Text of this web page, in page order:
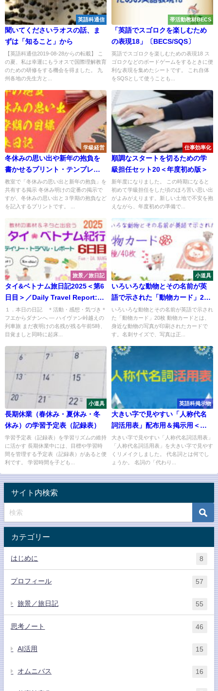
英語科通信
聞いてくださいラオスの話、ま
ずは「知ること」から
【英語科通信2019-08-28からの転載】 こ
の夏、私は幸運にもラオスで国際理解教育
のための研修をする機会を得ました。 九
州各地の先生方と...
帯活動教材BECS
「英語でスゴロクを楽しむため
の表現18」〔BECS/SQS〕
英語でスゴロクを楽しむための表現18 ス
ゴロクなどのボードゲームをするときに便
利な表現を集めたシートです。 これ自体
をSQSとして使うことも...
学級経営
冬休みの思い出や新年の抱負を
書かせるプリント・テンプレ
〔担任セット〕
教室で「冬休みの思い出と新年の抱負」を
共有する掲示 冬休み明けの定番の掲示で
すが、冬休みの思い出と３学期の抱負など
を記入するプリントです。 ...
仕事効率化
順調なスタートを切るための学
級担任セット20＜年度初め版＞
新年度になりました。 この時期になると
初めて学級担任をした頃のほろ苦い思い出
がよみがえります。新しい土地で不安を抱
えながら、年度初めの準備で...
旅景／旅日記
タイ&ベトナム旅日記2025＜第6
日目＞／Daily Travel Report:
Day06
１．本日の日記 ＊活動・感想・気づき＊
フエからダナンへ ― ハイヴァン峠越えの
列車旅 まだ夜明けの名残が残る午前5時、
目覚ましと同時に起床...
小道具
いろいろな動物とその名前が英
語で示された「動物カード」20
枚/40種
いろいろな動物とその名前が英語で示され
た「動物カード」20枚 動物カードとは、
身近な動物の写真が印刷されたカードで
す。名刺サイズで、写真は正...
小道具
長期休業（春休み・夏休み・冬
休み）の学習予定表（記録表）
学習予定表（記録表）を学習リズムの維持
に活かす 長期休業中には、目標や学習時
間を管理する予定表（記録表）があると便
利です。 学習時間を子ども...
英語科掲示物
大きい字で見やすい「人称代名
詞活用表」配布用＆掲示用＜保
存版＞
大きい字で見やすい「人称代名詞活用表」
「人称代名詞活用表」を大きい字で見やす
くリメイクしました。 代名詞とは何でし
ょうか。 名詞の「代わり...
サイト内検索
カテゴリー
はじめに 8
プロフィール 57
旅景／旅日記 55
思考ノート 46
AI活用 15
オムニバス 16